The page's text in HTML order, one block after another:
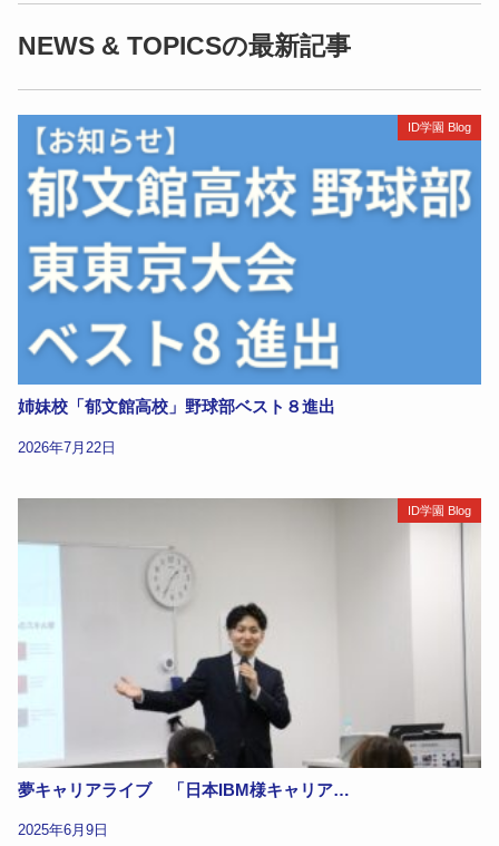
NEWS & TOPICSの最新記事
ID学園 Blog
姉妹校「郁文館高校」野球部ベスト８進出
2026年7月22日
ID学園 Blog
夢キャリアライブ 「日本IBM様キャリア…
2025年6月9日